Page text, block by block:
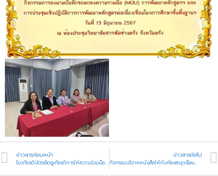
ข่าวสารก่อนหน้า
รับเกียรติบัตรเชิดชูเกียรติการให้ความร่วมมือในการรับบริจาคโลหิต
ข่าวสารต่อไป
กิจกรรมบริจาคหนังสือให้กับห้องสมุดเรือนจำจังหวัดตรัง